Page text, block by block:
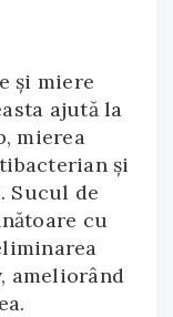
și miere
ajută la
mierea
și
Sucul de
cu
ameliorând